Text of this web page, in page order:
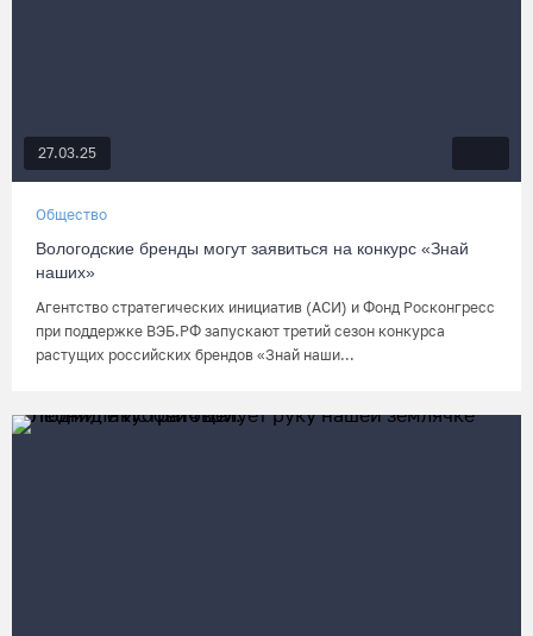
27.03.25
Общество
Вологодские бренды могут заявиться на конкурс «Знай
наших»
Агентство стратегических инициатив (АСИ) и Фонд Росконгресс
при поддержке ВЭБ.РФ запускают третий сезон конкурса
растущих российских брендов «Знай наши...